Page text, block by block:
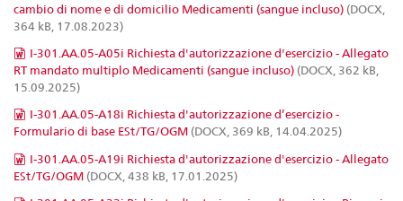
cambio di nome e di domicilio Medicamenti (sangue incluso) (DOCX,
364 kB, 17.08.2023)
I-301.AA.05-A05i Richiesta d'autorizzazione d'esercizio - Allegato
RT mandato multiplo Medicamenti (sangue incluso) (DOCX, 362 kB,
15.09.2025)
I-301.AA.05-A18i Richiesta d'autorizzazione d’esercizio -
Formulario di base ESt/TG/OGM (DOCX, 369 kB, 14.04.2025)
I-301.AA.05-A19i Richiesta d'autorizzazione d'esercizio - Allegato
ESt/TG/OGM (DOCX, 438 kB, 17.01.2025)